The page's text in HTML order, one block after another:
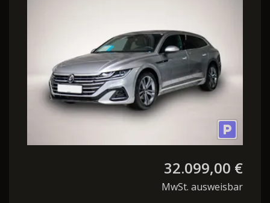
32.099,00 €
MwSt. ausweisbar